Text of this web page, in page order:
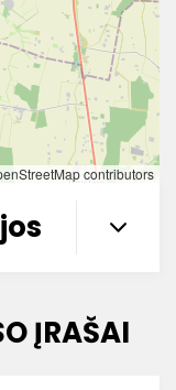
contributors
ĮRAŠAI